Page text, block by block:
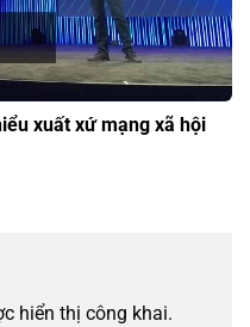
xuất xứ mạng xã hội
hiển thị công khai.